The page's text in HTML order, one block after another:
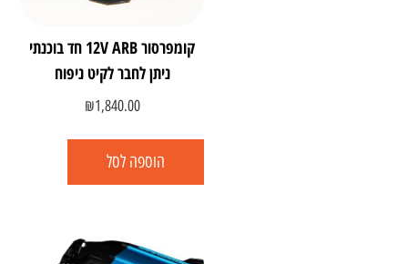
קומפרסור 12V ARB חד בוכנתי
ניתן לחבר לקיט ניפוח
₪1,840.00
הוספה לסל